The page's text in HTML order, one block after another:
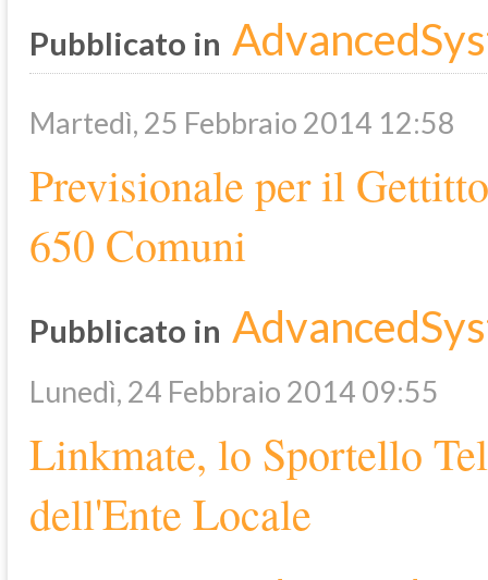
Pubblicato in
Martedì, 25 Febbraio 2014 12:58
Previsionale per il
650 Comuni
Pubblicato in
Lunedì, 24 Febbraio 2014 09:55
Linkmate, lo Sportello
dell'Ente Locale